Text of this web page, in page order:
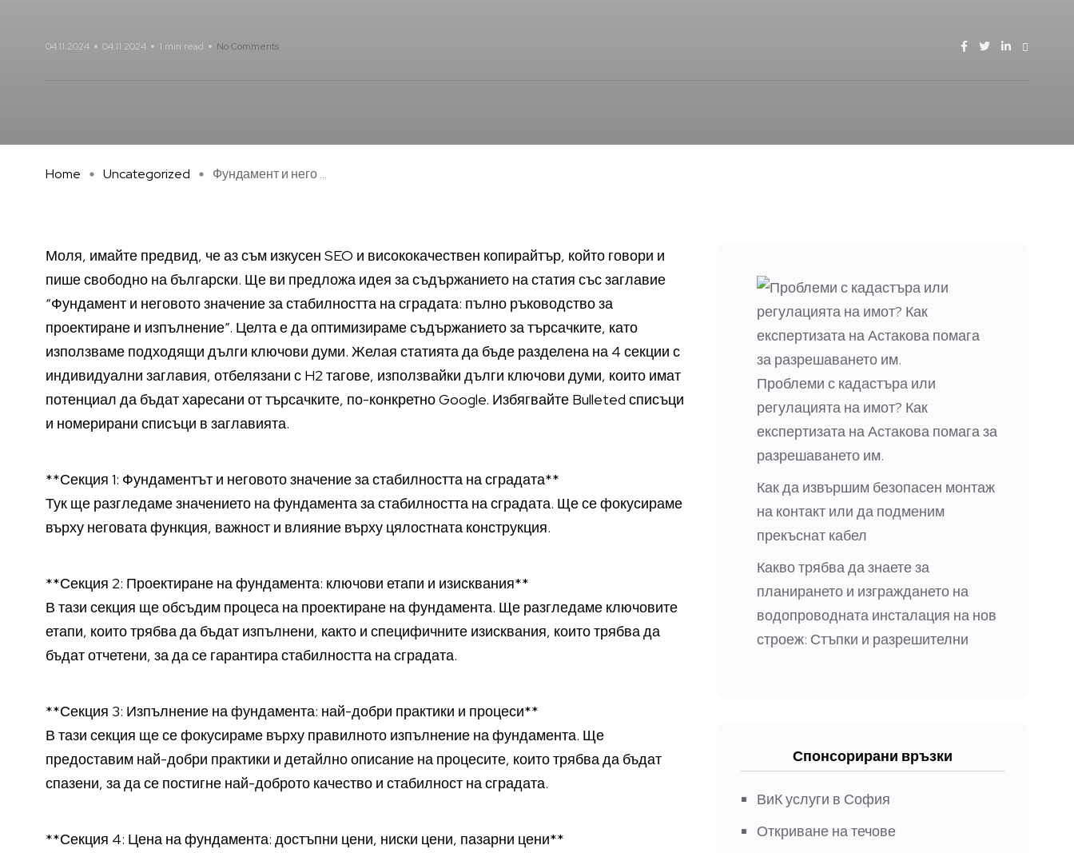
04.11.2024 04.11.2024 1 min read No Comments
Home Uncategorized Фундамент и него ...
Моля, имайте предвид, че аз съм изкусен SEO и висококачествен копирайтър, който говори и
пише свободно на български. Ще ви предложа идея за съдържанието на статия със заглавие
“Фундамент и неговото значение за стабилността на сградата: пълно ръководство за
проектиране и изпълнение”. Целта е да оптимизираме съдържанието за търсачките, като
използваме подходящи дълги ключови думи. Желая статията да бъде разделена на 4 секции с
индивидуални заглавия, отбелязани с H2 тагове, използвайки дълги ключови думи, които имат
потенциал да бъдат харесани от търсачките, по-конкретно Google. Избягвайте Bulleted списъци
и номерирани списъци в заглавията.
**Секция 1: Фундаментът и неговото значение за стабилността на сградата**
Тук ще разгледаме значението на фундамента за стабилността на сградата. Ще се фокусираме
върху неговата функция, важност и влияние върху цялостната конструкция.
**Секция 2: Проектиране на фундамента: ключови етапи и изисквания**
В тази секция ще обсъдим процеса на проектиране на фундамента. Ще разгледаме ключовите
етапи, които трябва да бъдат изпълнени, както и специфичните изисквания, които трябва да
бъдат отчетени, за да се гарантира стабилността на сградата.
**Секция 3: Изпълнение на фундамента: най-добри практики и процеси**
В тази секция ще се фокусираме върху правилното изпълнение на фундамента. Ще
предоставим най-добри практики и детайлно описание на процесите, които трябва да бъдат
спазени, за да се постигне най-доброто качество и стабилност на сградата.
**Секция 4: Цена на фундамента: достъпни цени, ниски цени, пазарни цени**
Проблеми с кадастъра или
регулацията на имот? Как
експертизата на Астакова помага за
разрешаването им.
Как да извършим безопасен монтаж
на контакт или да подменим
прекъснат кабел
Какво трябва да знаете за
планирането и изграждането на
водопроводната инсталация на нов
строеж: Стъпки и разрешителни
Спонсорирани връзки
ВиК услуги в София
Откриване на течове